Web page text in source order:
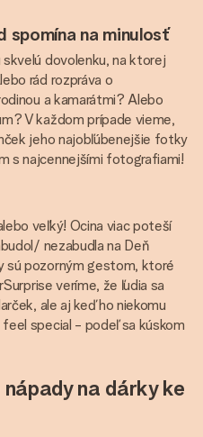
spomína na minulosť
dovolenku, na ktorej
rád rozpráva o
a kamarátmi? Alebo
V každom prípade vieme,
jeho najobľúbenejšie fotky
s najcennejšími fotografiami!
veľký! Ocina viac poteší
nezabudla na Deň
sú pozorným gestom, ktoré
veríme, že ľudia sa
ale aj keď ho niekomu
special - podeľ sa kúskom
na dárky ke